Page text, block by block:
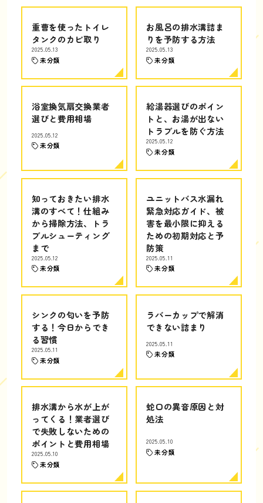
重曹を使ったトイレ
タンクのカビ取り
2025.05.13
未分類
お風呂の排水溝詰ま
りを予防する方法
2025.05.13
未分類
浴室換気扇交換業者
選びと費用相場
2025.05.12
未分類
給湯器選びのポイン
トと、お湯が出ない
トラブルを防ぐ方法
2025.05.12
未分類
知っておきたい排水
溝のすべて！仕組み
から掃除方法、トラ
ブルシューティング
まで
2025.05.12
未分類
ユニットバス水漏れ
緊急対応ガイド、被
害を最小限に抑える
ための初期対応と予
防策
2025.05.11
未分類
シンクの匂いを予防
する！今日からでき
る習慣
2025.05.11
未分類
ラバーカップで解消
できない詰まり
2025.05.11
未分類
排水溝から水が上が
ってくる！業者選び
で失敗しないための
ポイントと費用相場
2025.05.10
未分類
蛇口の異音原因と対
処法
2025.05.10
未分類